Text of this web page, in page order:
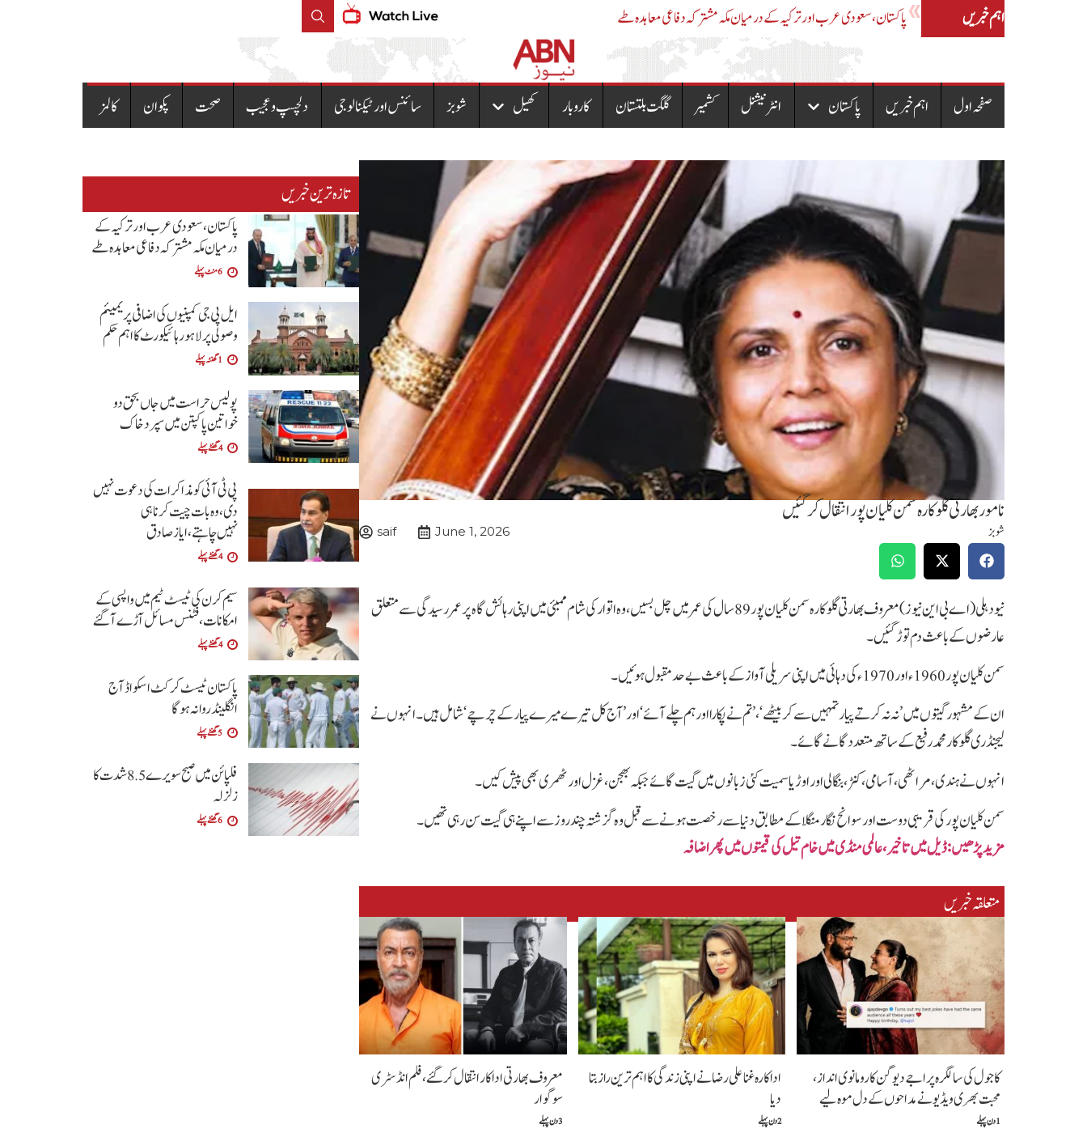
اہم خبریں پاکستان، سعودی عرب اور ترکیہ کے درمیان مکہ مشترکہ دفاعی معاہدہ طے ایل پی جی کمپنیوں کی اضافی پریمیئم وصولی پر لاہور ہائیکورٹ کا اہم حکم
صفحہ اول اہم خبریں پاکستان انٹرنیشنل کشمیر گلگت بلتستان کاروبار کھیل شوبز سائنس اور ٹیکنالوجی دلچسپ و عجیب صحت پکوان کالمز
نامور بھارتی گلوکارہ سمن کلیان پور انتقال کرگئیں
شوبز saif June 1, 2026
نیو دہلی (اے بی این نیوز)معروف بھارتی گلوکارہ سمن کلیان پور 89 سال کی عمر میں چل بسیں، وہ اتوار کی شام ممبئی میں اپنی رہائش گاہ پر عمر رسیدگی سے متعلق
عارضوں کے باعث دم توڑ گئیں۔
سمن کلیان پور 1960ء اور 1970ء کی دہائی میں اپنی سریلی آواز کے باعث بے حد مقبول ہوئیں۔
ان کے مشہور گیتوں میں ’نہ نہ کرتے پیار تمہیں سے کر بیٹھے‘، ’تم نے پکارا اور ہم چلے آئے‘ اور ’آج کل تیرے میرے پیار کے چرچے‘ شامل ہیں۔ انہوں نے
لیجنڈری گلوکار محمد رفیع کے ساتھ متعدد گانے گائے۔
انہوں نے ہندی، مراٹھی، آسامی، کنڑ، بنگالی اور اوڑیا سمیت کئی زبانوں میں گیت گائے جبکہ بھجن، غزل اور ٹھمری بھی پیش کیں۔
سمن کلیان پور کی قریبی دوست اور سوانح نگار منگلا کے مطابق دنیا سے رخصت ہونے سے قبل وہ گزشتہ چند روز سے اپنے ہی گیت سن رہی تھیں۔
مزید پڑھیں: ڈیل میں تاخیر ،عالمی منڈی میں خام تیل کی قیمتوں میں پھر اضافہ
متعلقہ خبریں
کاجول کی سالگرہ پر اجے دیوگن کا رومانوی انداز،
محبت بھری ویڈیو نے مداحوں کے دل موہ لیے
1 دن پہلے
اداکارہ غنا علی رضانےاپنی زندگی کا اہم ترین راز بتا
دیا
2 دن پہلے
معروف بھارتی اداکار انتقال کر گئے، فلم انڈسٹری
سوگوار
3 دن پہلے
تازہ ترین خبریں
پاکستان، سعودی عرب اور ترکیہ کے
درمیان مکہ مشترکہ دفاعی معاہدہ طے
6 منٹ پہلے
ایل پی جی کمپنیوں کی اضافی پریمیئم
وصولی پر لاہور ہائیکورٹ کا اہم حکم
1 گھنٹہ پہلے
پولیس حراست میں جاں بحق دو
خواتین پاکپتن میں سپرد خاک
4 گھنٹے پہلے
پی ٹی آئی کو مذاکرات کی دعوت نہیں
دی،وہ بات چیت کرنا ہی
نہیں چاہتے،ایاز صادق
4 گھنٹے پہلے
سیم کرن کی ٹیسٹ ٹیم میں واپسی کے
امکانات،فٹنس مسائل آڑے آگئے
4 گھنٹے پہلے
پاکستان ٹیسٹ کرکٹ اسکواڈ آج
انگلینڈ روانہ ہوگا
5 گھنٹے پہلے
فلپائن میں صبح سویرے 5 .8 شدت کا
زلزلہ
6 گھنٹے پہلے